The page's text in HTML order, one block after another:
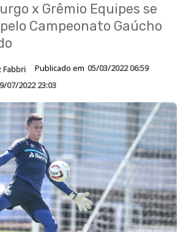
x Grêmio Equipes se
Campeonato Gaúcho
Fabbri Publicado em 05/03/2022 06:59
07/2022 23:03